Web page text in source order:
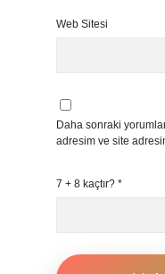
Web Sitesi
Daha sonraki
adresim ve site
7 + 8 kaçtır? *